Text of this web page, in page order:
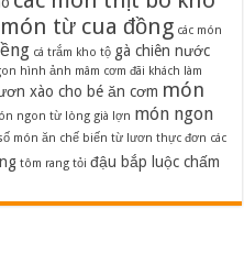
từ cua đồng các món
cá trắm kho tộ gà chiên nước
hình ảnh mâm cơm đãi khách làm
xào cho bé ăn cơm món
ngon từ lòng già lợn món ngon
món ăn chế biến từ lươn thực đơn các
tôm rang tỏi đậu bắp luộc chấm